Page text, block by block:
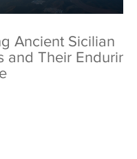
Ancient Sicilian
and Their Enduring